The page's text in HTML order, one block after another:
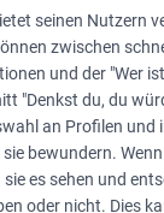
seinen Nutzern
zwischen
und der "Wer
"Denkst du, du
an Profilen und
bewundern.
es sehen und
oder nicht. Dies